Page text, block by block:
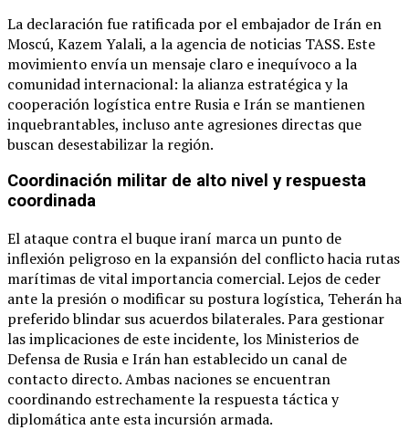
La declaración fue ratificada por el embajador de Irán en
Moscú, Kazem Yalali, a la agencia de noticias TASS. Este
movimiento envía un mensaje claro e inequívoco a la
comunidad internacional: la alianza estratégica y la
cooperación logística entre Rusia e Irán se mantienen
inquebrantables, incluso ante agresiones directas que
buscan desestabilizar la región.
Coordinación militar de alto nivel y respuesta
coordinada
El ataque contra el buque iraní marca un punto de
inflexión peligroso en la expansión del conflicto hacia rutas
marítimas de vital importancia comercial. Lejos de ceder
ante la presión o modificar su postura logística, Teherán ha
preferido blindar sus acuerdos bilaterales. Para gestionar
las implicaciones de este incidente, los Ministerios de
Defensa de Rusia e Irán han establecido un canal de
contacto directo. Ambas naciones se encuentran
coordinando estrechamente la respuesta táctica y
diplomática ante esta incursión armada.